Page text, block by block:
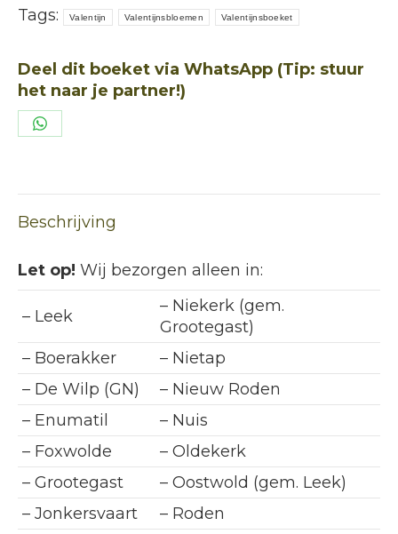
Tags:
Valentijn Valentijnsbloemen Valentijnsboeket
Deel dit boeket via WhatsApp (Tip: stuur
het naar je partner!)
Deel
Beschrijving
Let op! Wij bezorgen alleen in:
– Leek
– Niekerk (gem.
Grootegast)
– Boerakker
– Nietap
– De Wilp (GN)
– Nieuw Roden
– Enumatil
– Nuis
– Foxwolde
– Oldekerk
– Grootegast
– Oostwold (gem. Leek)
– Jonkersvaart
– Roden